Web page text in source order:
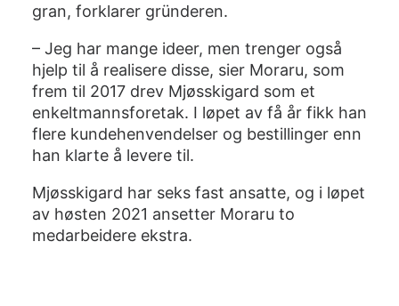
gran, forklarer gründeren.
– Jeg har mange ideer, men trenger også
hjelp til å realisere disse, sier Moraru, som
frem til 2017 drev Mjøsskigard som et
enkeltmannsforetak. I løpet av få år fikk han
flere kundehenvendelser og bestillinger enn
han klarte å levere til.
Mjøsskigard har seks fast ansatte, og i løpet
av høsten 2021 ansetter Moraru to
medarbeidere ekstra.